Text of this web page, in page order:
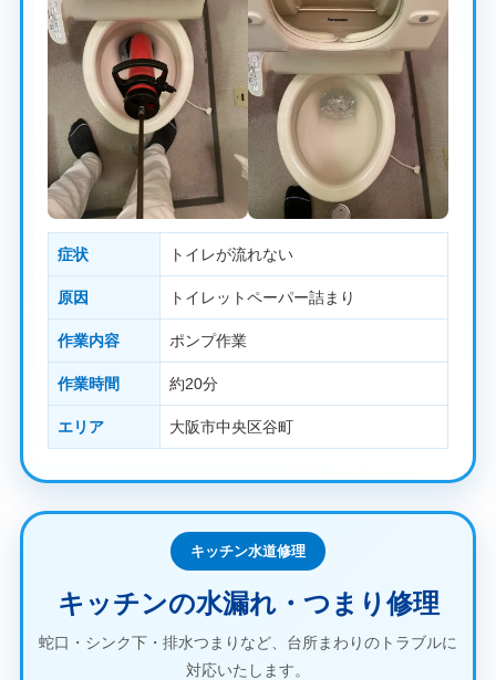
症状 トイレが流れない
原因 トイレットペーパー詰まり
作業内容 ポンプ作業
作業時間 約20分
エリア 大阪市中央区谷町
キッチン水道修理
キッチンの水漏れ・つまり修理
蛇口・シンク下・排水つまりなど、台所まわりのトラブルに
対応いたします。